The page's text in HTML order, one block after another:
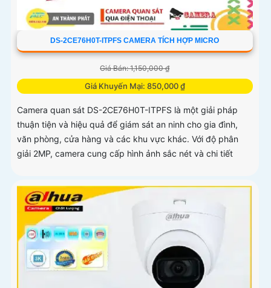
DS-2CE76H0T-ITPFS CAMERA TÍCH HỢP MICRO
Giá Bán: 1,150,000 ₫
Giá Khuyến Mại: 850,000 ₫
Camera quan sát DS-2CE76H0T-ITPFS là một giải pháp
thuận tiện và hiệu quả để giám sát an ninh cho gia đình,
văn phòng, cửa hàng và các khu vực khác. Với độ phân
giải 2MP, camera cung cấp hình ảnh sắc nét và chi tiết